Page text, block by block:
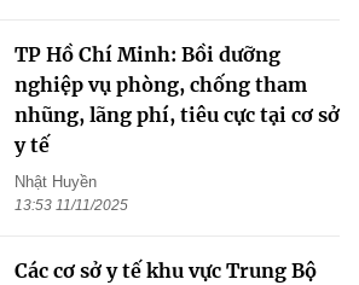
TP Hồ Chí Minh: Bồi dưỡng
nghiệp vụ phòng, chống tham
nhũng, lãng phí, tiêu cực tại cơ sở
y tế
Nhật Huyền
13:53 11/11/2025
Các cơ sở y tế khu vực Trung Bộ